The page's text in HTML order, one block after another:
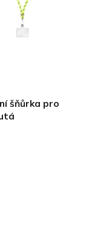
šňůrka pro